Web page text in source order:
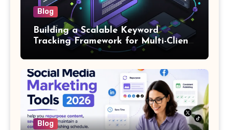
Blog
Building a Scalable Keyword
Tracking Framework for Multi-Client
SEO Agencies
Blog